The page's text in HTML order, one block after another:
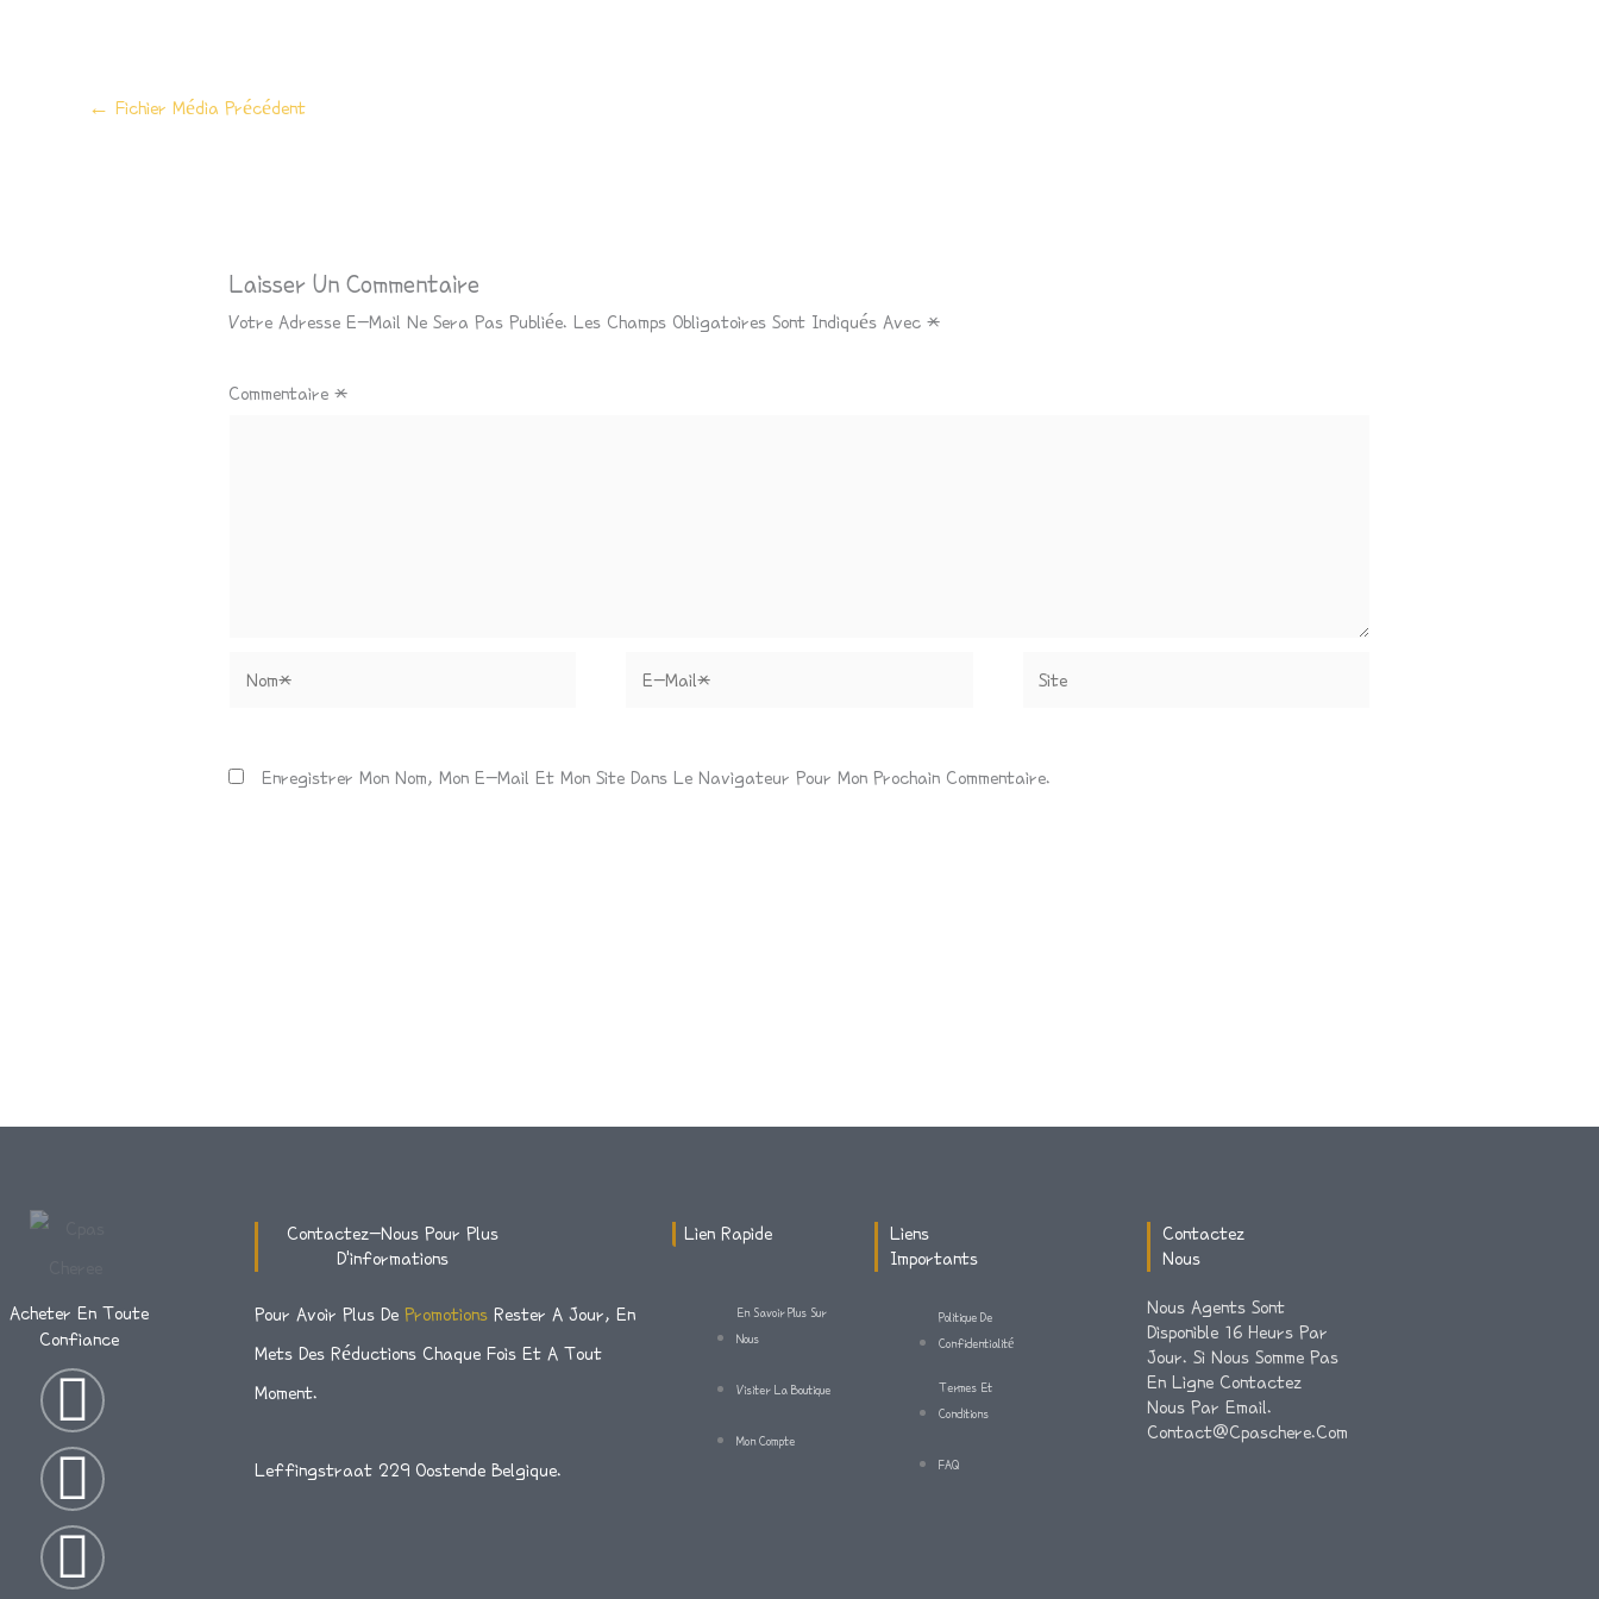
← Fichier Média Précédent
Laisser Un Commentaire
Votre Adresse E-Mail Ne Sera Pas Publiée. Les Champs Obligatoires Sont Indiqués Avec*
Commentaire*
Nom*
E-
Site
Enregistrer Mon Nom, Mon E-Mail Et Mon Site Dans Le Navigateur Pour Mon Prochain Commentaire.
Acheter En Toute
Confiance
I
N
S
T
T
W
I
T
F
A
C
E
Contactez-Nous Pour Plus
D'informations
Pour Avoir Plus DePromotionsRester A Jour, En
Mets Des Réductions Chaque Fois Et A Tout
Moment.
Leffingstraat 229 Oostende Belgique.
Lien Rapide
En Savoir Plus Sur
Nous
Visiter La Boutique
Mon Compte
Liens
Importants
Politique De
Confidentialité
Termes Et
Conditions
FAQ
Contactez
Nous
Nous Agents Sont
Disponible 16 Heurs Par
Jour. Si Nous Somme Pas
En Ligne Contactez
Nous Par Email.
Contact@cpaschere.com